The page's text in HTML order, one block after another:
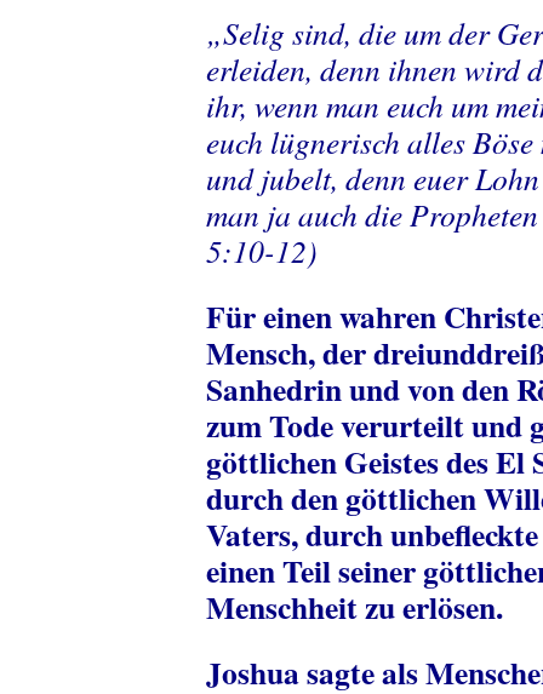
„Selig sind, die um der
erleiden, denn ihnen wird
ihr, wenn man euch um
euch lügnerisch alles
und jubelt, denn euer
man ja auch die
5:10-12)
Für einen wahren
Mensch, der
Sanhedrin und von den
zum Tode verurteilt und
göttlichen Geistes des El
durch den göttlichen
Vaters, durch
einen Teil seiner
Menschheit zu erlösen.
Joshua sagte als